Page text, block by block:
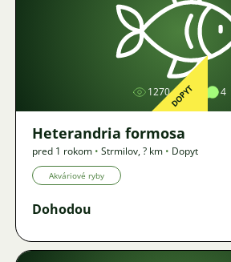
Obrázok
1270 4
DOPYT
Heterandria formosa
pred 1 rokom • Strmilov,? km • Dopyt
Akváriové ryby
Dohodou